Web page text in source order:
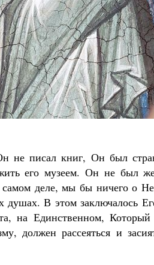
не писал книг, Он был
его музеем. Он не был
деле, мы бы ничего о
В этом заключалось
на Единственном,
должен рассеяться и
жизни
Великомученик Георгий
Роман